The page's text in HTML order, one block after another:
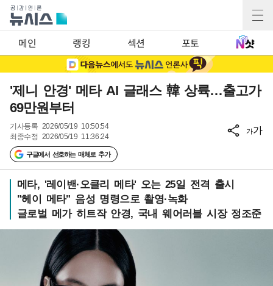
메인 랭킹 섹션 포토
'제니 안경' 메타 AI 글래스 韓 상륙…출고가
69만원부터
기사등록 2026/05/19 10:50:54
최종수정 2026/05/19 11:36:24
구글에서 선호하는 매체로 추가
가가
메타, '레이밴·오클리 메타' 오는 25일 전격 출시
"헤이 메타" 음성 명령으로 촬영·녹화
글로벌 메가 히트작 안경, 국내 웨어러블 시장 정조준